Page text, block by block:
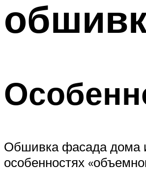
Обшивка фасада дома
особенностях